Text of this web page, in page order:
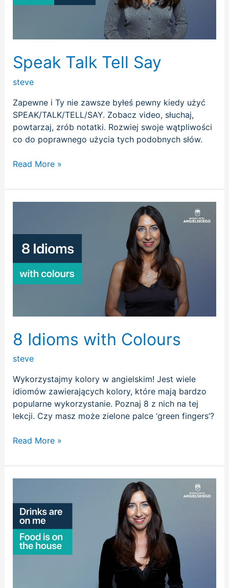
Speak Talk Tell Say
steve
Zapewne i Ty nie zawsze byłeś pewny kiedy użyć
SPEAK/TALK/TELL/SAY. Zobacz video, słuchaj,
powtarzaj, zrób notatki. Rozwiej swoje wątpliwości
co do poprawnego użycia tych podobnych słów.
Read More »
8 Idioms with Colours
steve
Wykorzystajmy kolory w angielskim! Jest wiele
idiomów zawierających kolory, które mają bardzo
popularne wykorzystanie. Poznaj 8 z nich na tej
lekcji. Czy masz może zielone palce ‘green fingers’?
with
Colours
Read More »
on
me
Food
is